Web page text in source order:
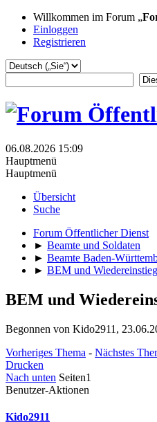
Willkommen im Forum „
Einloggen
Registrieren
06.08.2026 15:09
Hauptmenü
Hauptmenü
Übersicht
Suche
Forum Öffentlicher Dienst
► Beamte und Soldaten
► Beamte Baden-
► BEM und Wiedereinstieg
BEM und
Begonnen von Kido2911,
Vorheriges Thema - Nächstes
Drucken
Nach unten Seiten1
Benutzer-Aktionen
Kido2911